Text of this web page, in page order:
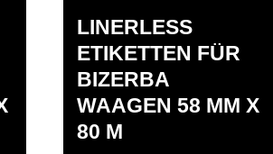
LINERLESS
ETIKETTEN FÜR
BIZERBA
WAAGEN 58 MM X
80 M